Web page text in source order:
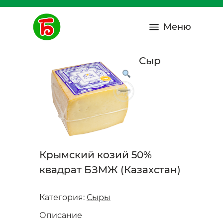
Меню
Сыр
Крымский козий 50%
квадрат БЗМЖ (Казахстан)
Категория: Сыры
Описание